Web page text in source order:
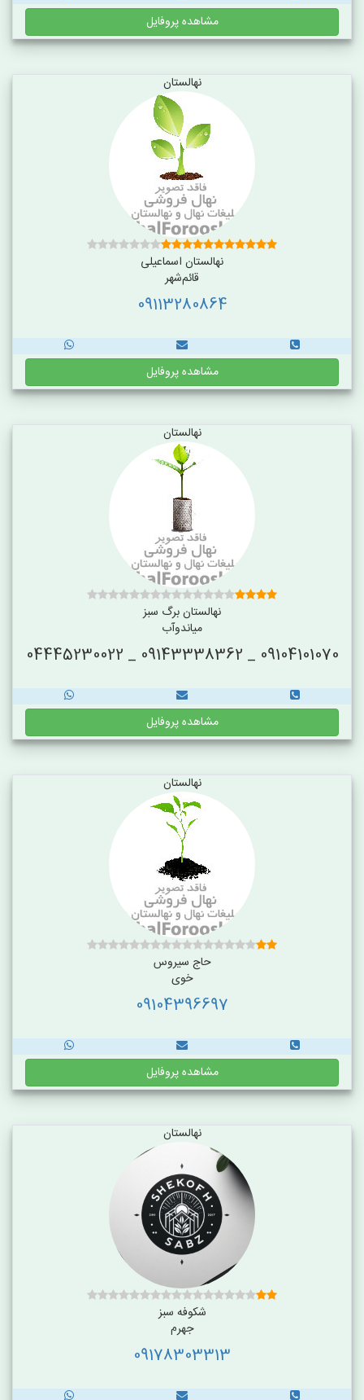
مشاهده پروفایل
نهالستان
نهالستان اسماعیلی
قائم‌شهر
09113280864
مشاهده پروفایل
نهالستان
نهالستان برگ سبز
میاندوآب
09104101070 _ 09143338362 _ 04445230022
مشاهده پروفایل
نهالستان
حاج سیروس
خوی
09104396697
مشاهده پروفایل
نهالستان
شکوفه سبز
جهرم
09178303313